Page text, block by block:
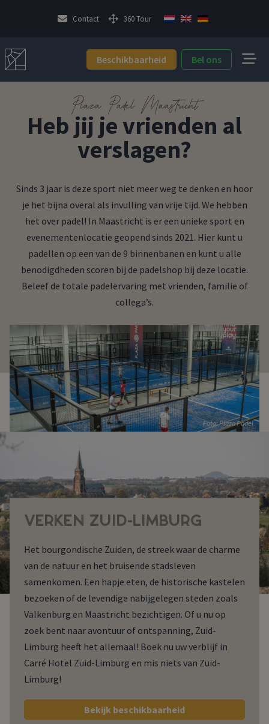
Contact 360 Tour
Beschikbaarheid Bel ons
Plaza Padel Maastricht
Heb jij je vrienden al
verslagen?
Sinds 3 jaar is deze sport niet meer weg te denken en hoor
je het bijna overal als invulling van vrije tijd. We hebben
het over padel! In Maastricht is er een unieke sport en
evenementenlocatie geopend sinds 2021. Hier kunt u
padellen op een van de 9 binnenbanen en kunt u alle
benodigdheden scoren bij de padelshop bij deze locatie.
Beleef de totale padelervaring met vrienden, familie of
collega’s.
Foto: Plaza Padel
VERKEN ZUID-LIMBURG
Het bourgondische Zuiden, de streek waar de charme
van de natuur en het bruisende stadsleven
samenkomen. Een hapje eten, de historische kastelen
bezoeken of de levendige nabijgelegen steden zoals
Valkenburg en Maastricht bezichtigen. Of u nu op
zoek bent naar avontuur of ontspanning, Zuid-
Limburg heeft het allemaal! Boek nu uw verblijf in
Carré Hotel Zuid-Limburg en mis niets van Zuid-
Limburg!
Bekijk beschikbaarheid